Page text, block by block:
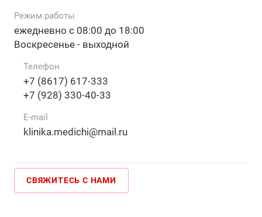
Режим работы
ежедневно с 08:00 до 18:00
Воскресенье - выходной
Телефон
+7 (8617) 617-333
+7 (928) 330-40-33
E-mail
klinika.medichi@mail.ru
СВЯЖИТЕСЬ С НАМИ